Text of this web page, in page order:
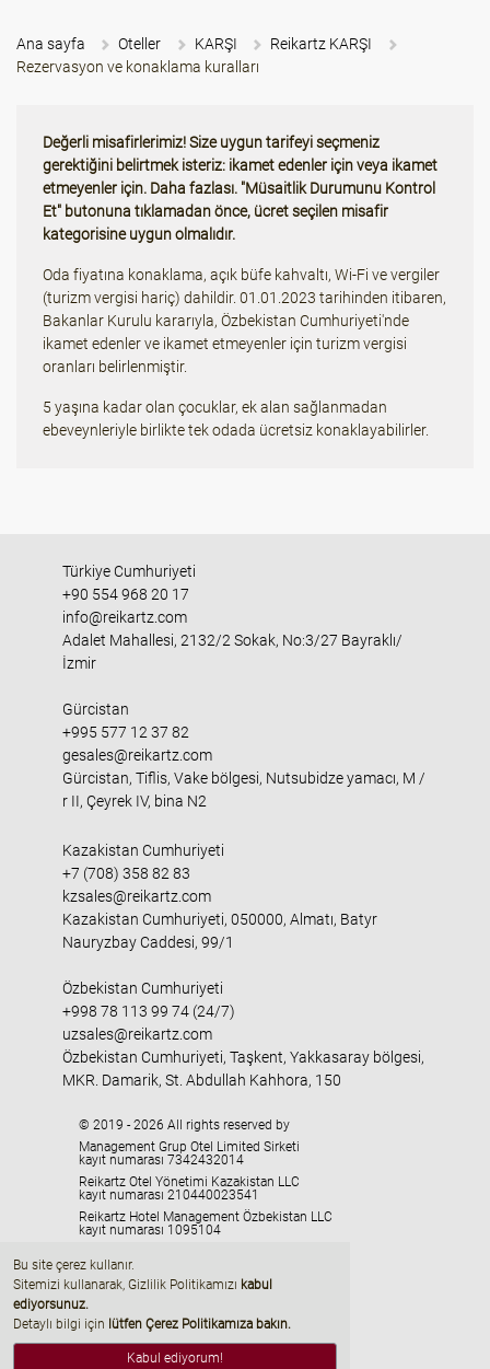
Ana sayfa Oteller KARŞI
Reikartz KARŞI
Rezervasyon ve konaklama kuralları
Değerli misafirlerimiz! Size uygun tarifeyi seçmeniz
gerektiğini belirtmek isteriz: ikamet edenler için veya ikamet
etmeyenler için. Daha fazlası. "Müsaitlik Durumunu Kontrol
Et" butonuna tıklamadan önce, ücret seçilen misafir
kategorisine uygun olmalıdır.
Oda fiyatına konaklama, açık büfe kahvaltı, Wi-Fi ve vergiler
(turizm vergisi hariç) dahildir. 01.01.2023 tarihinden itibaren,
Bakanlar Kurulu kararıyla, Özbekistan Cumhuriyeti'nde
ikamet edenler ve ikamet etmeyenler için turizm vergisi
oranları belirlenmiştir.
5 yaşına kadar olan çocuklar, ek alan sağlanmadan
ebeveynleriyle birlikte tek odada ücretsiz konaklayabilirler.
Bu site çerez kullanır.
Sitemizi kullanarak, Gizlilik Politikamızı kabul
ediyorsunuz.
Detaylı bilgi için lütfen Çerez Politikamıza bakın.
Kabul ediyorum!
Türkiye Cumhuriyeti
+90 554 968 20 17
info@reikartz.com
Adalet Mahallesi, 2132/2 Sokak, No:3/27 Bayraklı/
İzmir
Gürcistan
+995 577 12 37 82
gesales@reikartz.com
Gürcistan, Tiflis, Vake bölgesi, Nutsubidze yamacı, M /
r II, Çeyrek IV, bina N2
Kazakistan Cumhuriyeti
+7 (708) 358 82 83
kzsales@reikartz.com
Kazakistan Cumhuriyeti, 050000, Almatı, Batyr
Nauryzbay Caddesi, 99/1
Özbekistan Cumhuriyeti
+998 78 113 99 74 (24/7)
uzsales@reikartz.com
Özbekistan Cumhuriyeti, Taşkent, Yakkasaray bölgesi,
MKR. Damarik, St. Abdullah Kahhora, 150
© 2019 - 2026 All rights reserved by
Management Grup Otel Limited Sirketi
kayıt numarası 7342432014
Reikartz Otel Yönetimi Kazakistan LLC
kayıt numarası 210440023541
Reikartz Hotel Management Özbekistan LLC
kayıt numarası 1095104
kayıt numarası 405329416